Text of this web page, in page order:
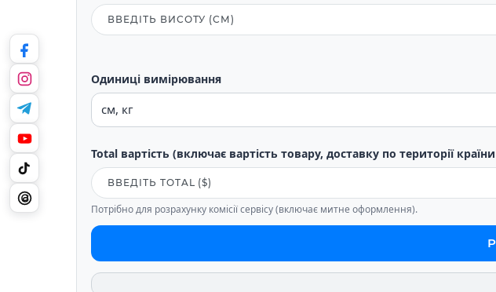
Одиниці вимірювання
Total вартість (включає вартість товару, доставку по території
Потрібно для розрахунку комісії сервісу (включає митне оформлення).